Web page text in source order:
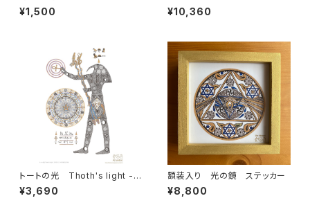
［小サイズ］
¥1,500
e - 神秘なる叡智を手に入れる
特別プライスセット -
¥10,360
トートの光 Thoth's light -
知恵の泉をあなたの空間に - ア
ートプリント［A4サイズ］
¥3,690
額装入り 光の鏡 ステッカー
¥8,800